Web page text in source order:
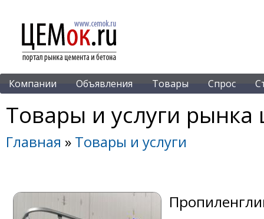
Компании Объявления Товары Спрос
Товары и услуги рынка
Главная » Товары и услуги